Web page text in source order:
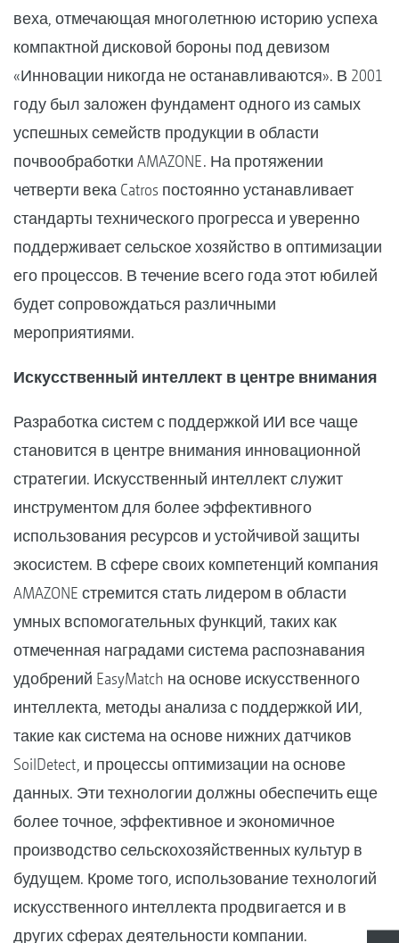
веха, отмечающая многолетнюю историю успеха
компактной дисковой бороны под девизом
«Инновации никогда не останавливаются». В 2001
году был заложен фундамент одного из самых
успешных семейств продукции в области
почвообработки AMAZONE. На протяжении
четверти века Catros постоянно устанавливает
стандарты технического прогресса и уверенно
поддерживает сельское хозяйство в оптимизации
его процессов. В течение всего года этот юбилей
будет сопровождаться различными
мероприятиями.
Искусственный интеллект в центре внимания
Разработка систем с поддержкой ИИ все чаще
становится в центре внимания инновационной
стратегии. Искусственный интеллект служит
инструментом для более эффективного
использования ресурсов и устойчивой защиты
экосистем. В сфере своих компетенций компания
AMAZONE стремится стать лидером в области
умных вспомогательных функций, таких как
отмеченная наградами система распознавания
удобрений EasyMatch на основе искусственного
интеллекта, методы анализа с поддержкой ИИ,
такие как система на основе нижних датчиков
SoilDetect, и процессы оптимизации на основе
данных. Эти технологии должны обеспечить еще
более точное, эффективное и экономичное
производство сельскохозяйственных культур в
будущем. Кроме того, использование технологий
искусственного интеллекта продвигается и в
других сферах деятельности компании.